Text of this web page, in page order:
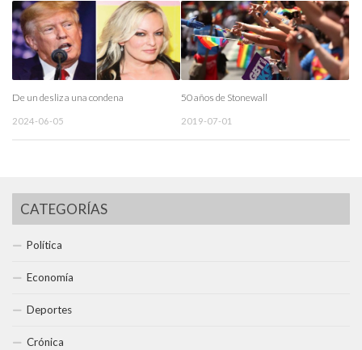
De un desliz a una condena
2024-06-05
50 años de Stonewall
2019-07-01
CATEGORÍAS
Política
Economía
Deportes
Crónica